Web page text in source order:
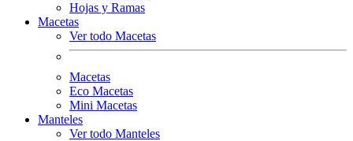
Hojas y Ramas
Macetas
Ver todo Macetas
Macetas
Eco Macetas
Mini Macetas
Manteles
Ver todo Manteles